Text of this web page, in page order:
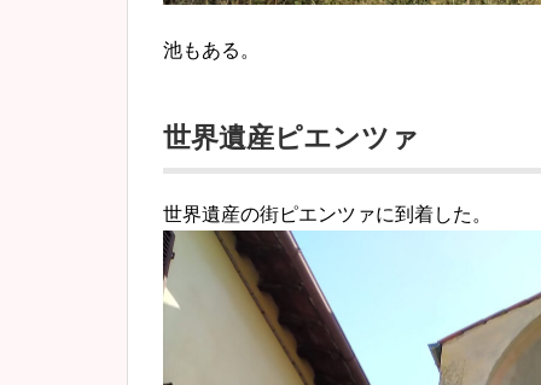
池もある。
世界遺産ピエンツァ
世界遺産の街ピエンツァに到着した。